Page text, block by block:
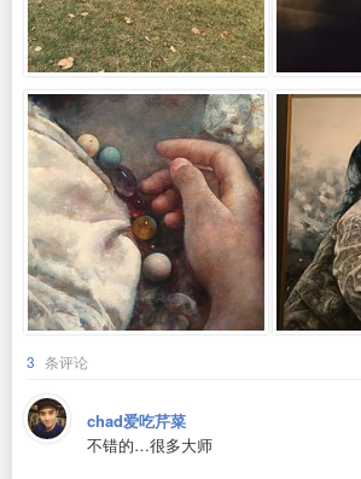
3 条评论
chad爱吃芹菜
不错的…很多大师